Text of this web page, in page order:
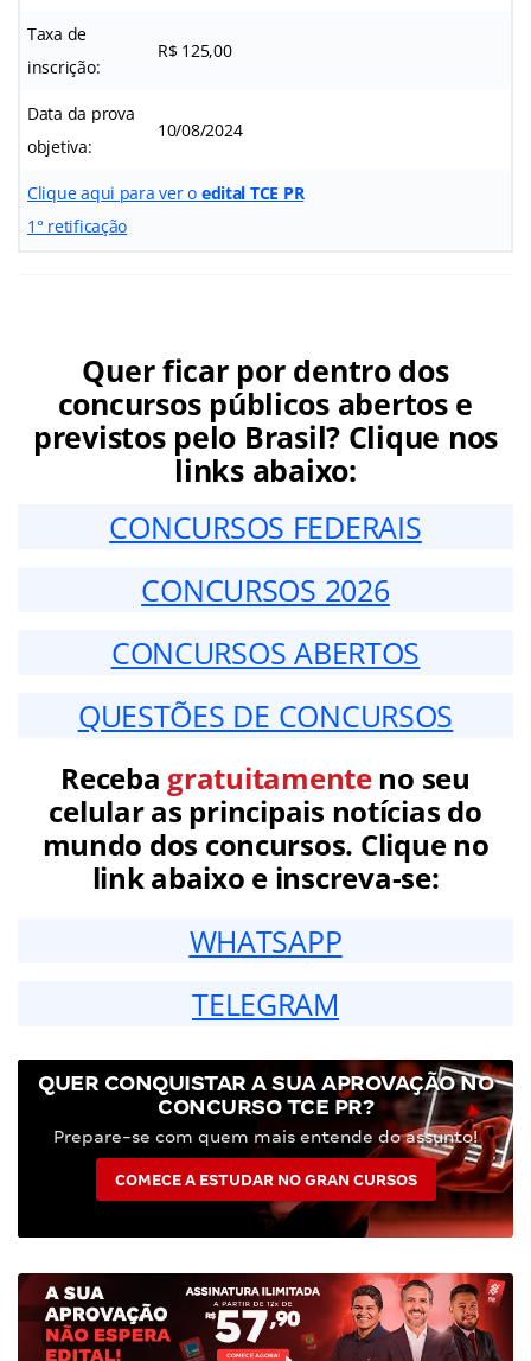
Taxa de
inscrição:
R$ 125,00
Data da prova
objetiva:
10/08/2024
Clique aqui para ver o edital TCE PR
1° retificação
Quer ficar por dentro dos
concursos públicos abertos e
previstos pelo Brasil? Clique nos
links abaixo:
CONCURSOS FEDERAIS
CONCURSOS 2026
CONCURSOS ABERTOS
QUESTÕES DE CONCURSOS
Receba gratuitamenteno seu
celular as principais notícias do
mundo dos concursos. Clique no
link abaixo e inscreva-se:
WHATSAPP
TELEGRAM
QUER CONQUISTAR A SUA APROVAÇÃO NO
CONCURSO TCE PR?
Prepare-se com quem mais entende do assunto!
COMECE A ESTUDAR NO GRAN CURSOS